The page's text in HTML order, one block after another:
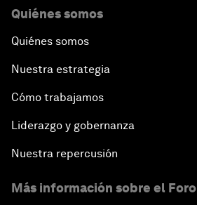
Quiénes somos
Quiénes somos
Nuestra estrategia
Cómo trabajamos
Liderazgo y gobernanza
Nuestra repercusión
Más información sobre el Foro